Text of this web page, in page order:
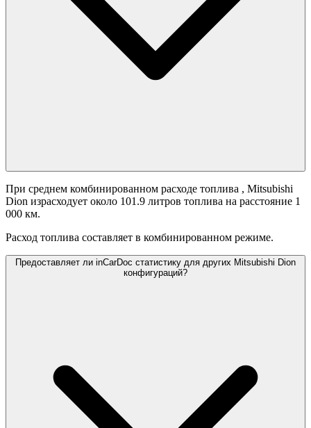
При среднем комбинированном расходе топлива , Mitsubishi
Dion израсходует около 101.9 литров топлива на расстояние 1
000 км.
Расход топлива составляет в комбинированном режиме.
Предоставляет ли inCarDoc статистику для других Mitsubishi Dion
конфигураций?